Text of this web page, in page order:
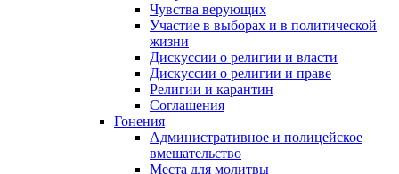
Чувства верующих
Участие в выборах и в политической
жизни
Дискуссии о религии и власти
Дискуссии о религии и праве
Религии и карантин
Соглашения
Гонения
Административное и полицейское
вмешательство
Места для молитвы